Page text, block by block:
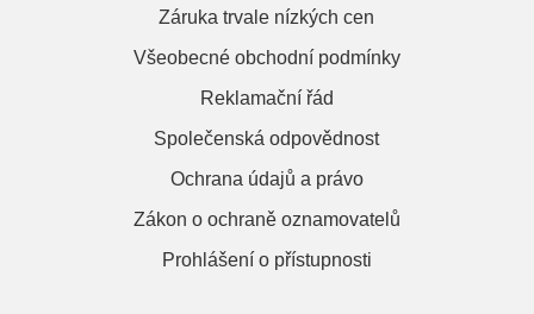
Záruka trvale nízkých cen
Všeobecné obchodní podmínky
Reklamační řád
Společenská odpovědnost
Ochrana údajů a právo
Zákon o ochraně oznamovatelů
Prohlášení o přístupnosti